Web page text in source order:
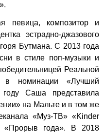
певица, композитор и
эстрадно-джазового
Бутмана. С 2013 года
в стиле поп-музыки и
Реальной
в номинации «Лучший
Саша представила
на Мальте и в том же
«Муз-ТВ» «Kinder
года». В 2018